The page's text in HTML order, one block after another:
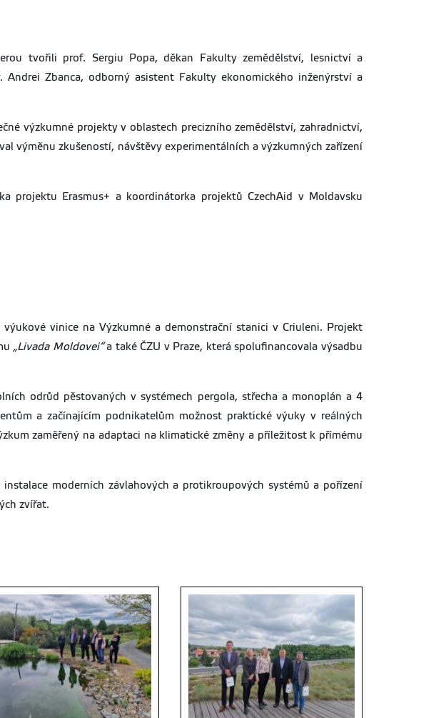
tvořili prof. Sergiu Popa, děkan Fakulty zemědělství, lesnictví a
Zbanca, odborný asistent Fakulty ekonomického inženýrství a
výzkumné projekty v oblastech precizního zemědělství, zahradnictví,
výměnu zkušeností, návštěvy experimentálních a výzkumných zařízení
projektu Erasmus+ a koordinátorka projektů CzechAid v Moldavsku
vinice na Výzkumné a demonstrační stanici v Criuleni. Projekt
„Livada Moldovei“a také ČZU v Praze, která spolufinancovala výsadbu
odrůd pěstovaných v systémech pergola, střecha a monoplán a 4
a začínajícím podnikatelům možnost praktické výuky v reálných
zaměřený na adaptaci na klimatické změny a příležitost k přímému
moderních závlahových a protikroupových systémů a pořízení
zvířat.